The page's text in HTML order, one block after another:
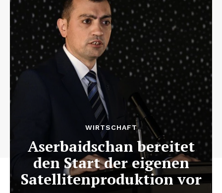
WIRTSCHAFT
Aserbaidschan bereitet
den Start der eigenen
Satellitenproduktion vor